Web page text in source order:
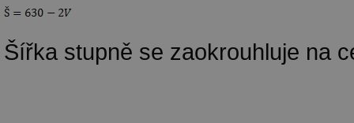
Šířka stupně se zaokrouhluje na